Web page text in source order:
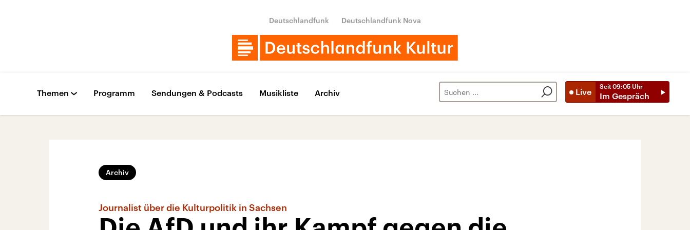
Deutschlandfunk Deutschlandfunk Nova
Live
Seit 09:05 Uhr
Im Gespräch
Themen Programm Sendungen & Podcasts Musikliste Archiv
Archiv
Journalist über die Kulturpolitik in Sachsen